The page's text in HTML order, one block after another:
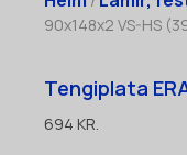
90x148x2 VS-HS
Tengiplata
694 KR.